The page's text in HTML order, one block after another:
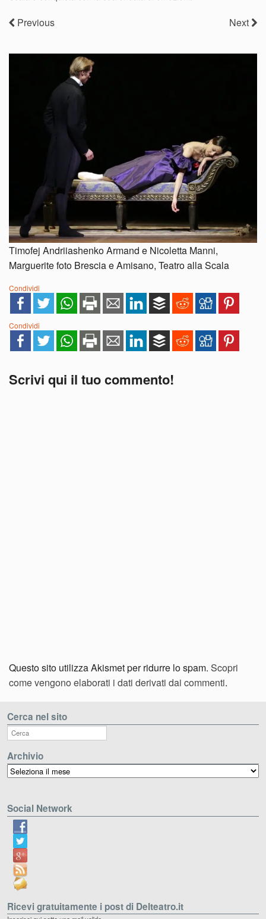
Previous Next
Timofej Andriiashenko Armand e Nicoletta Manni,
Marguerite foto Brescia e Amisano, Teatro alla Scala
Condividi
Condividi
Scrivi qui il tuo commento!
Questo sito utilizza Akismet per ridurre lo spam. Scopri
come vengono elaborati i dati derivati dai commenti.
Cerca nel sito
Archivio
Archivio
Social Network
Ricevi gratuitamente i post di Delteatro.it